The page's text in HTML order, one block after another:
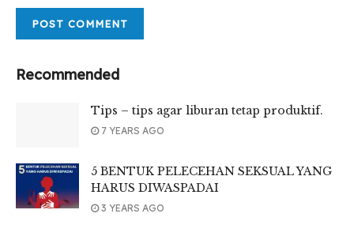
Recommended
Tips – tips agar liburan tetap produktif.
7 YEARS AGO
5 BENTUK PELECEHAN SEKSUAL YANG
HARUS DIWASPADAI
3 YEARS AGO